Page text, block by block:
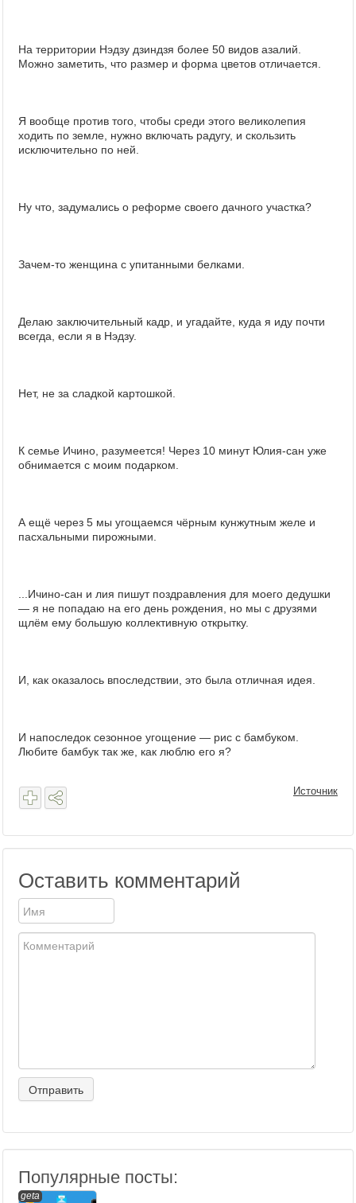
На территории Нэдзу дзиндзя более 50 видов азалий.
Можно заметить, что размер и форма цветов отличается.
Я вообще против того, чтобы среди этого великолепия
ходить по земле, нужно включать радугу, и скользить
исключительно по ней.
Ну что, задумались о реформе своего дачного участка?
Зачем-то женщина с упитанными белками.
Делаю заключительный кадр, и угадайте, куда я иду почти
всегда, если я в Нэдзу.
Нет, не за сладкой картошкой.
К семье Ичино, разумеется! Через 10 минут Юлия-сан уже
обнимается с моим подарком.
А ещё через 5 мы угощаемся чёрным кунжутным желе и
пасхальными пирожными.
...Ичино-сан и лия пишут поздравления для моего дедушки
— я не попадаю на его день рождения, но мы с друзями
щлём ему большую коллективную открытку.
И, как оказалось впоследствии, это была отличная идея.
И напоследок сезонное угощение — рис с бамбуком.
Любите бамбук так же, как люблю его я?
Источник
Оставить комментарий
Популярные посты:
geta